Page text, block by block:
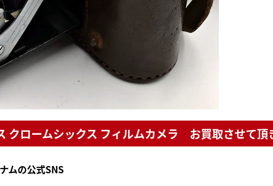
クロームシックス フィルムカメラ お買取させて頂
ムの公式SNS